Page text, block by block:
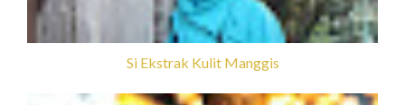
Si Ekstrak Kulit Manggis